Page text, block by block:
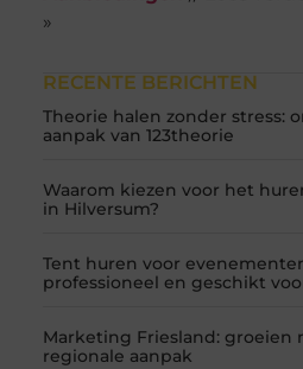
RECENTE BERICHTEN
Theorie halen zonder stress:
aanpak van 123theorie
Waarom kiezen voor het
in Hilversum?
Tent huren voor
professioneel en geschikt
Marketing Friesland: groeien
regionale aanpak
»